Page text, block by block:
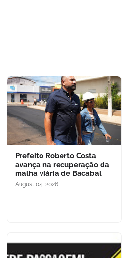
Prefeito Roberto Costa
avança na recuperação da
malha viária de Bacabal
August 04, 2026